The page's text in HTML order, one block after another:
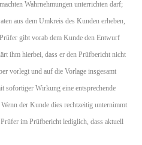
Wahrnehmungen unterrichten darf;
aus dem Umkreis des Kunden erheben,
gibt vorab dem Kunde den Entwurf
ihm hierbei, dass er den Prüfbericht nicht
vorlegt und auf die Vorlage insgesamt
sofortiger Wirkung eine entsprechende
der Kunde dies rechtzeitig unternimmt
im Prüfbericht lediglich, dass aktuell